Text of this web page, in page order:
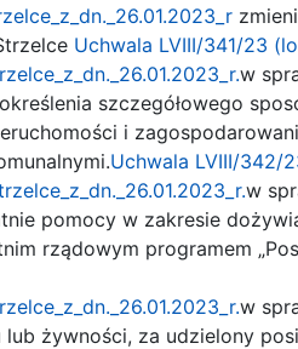
Uchwala LVIII/341/23
w
szczegółowego
i
Uchwala LVIII/342/
w
pomocy w zakresie
rządowym programem
w
lub żywności, za udzielony